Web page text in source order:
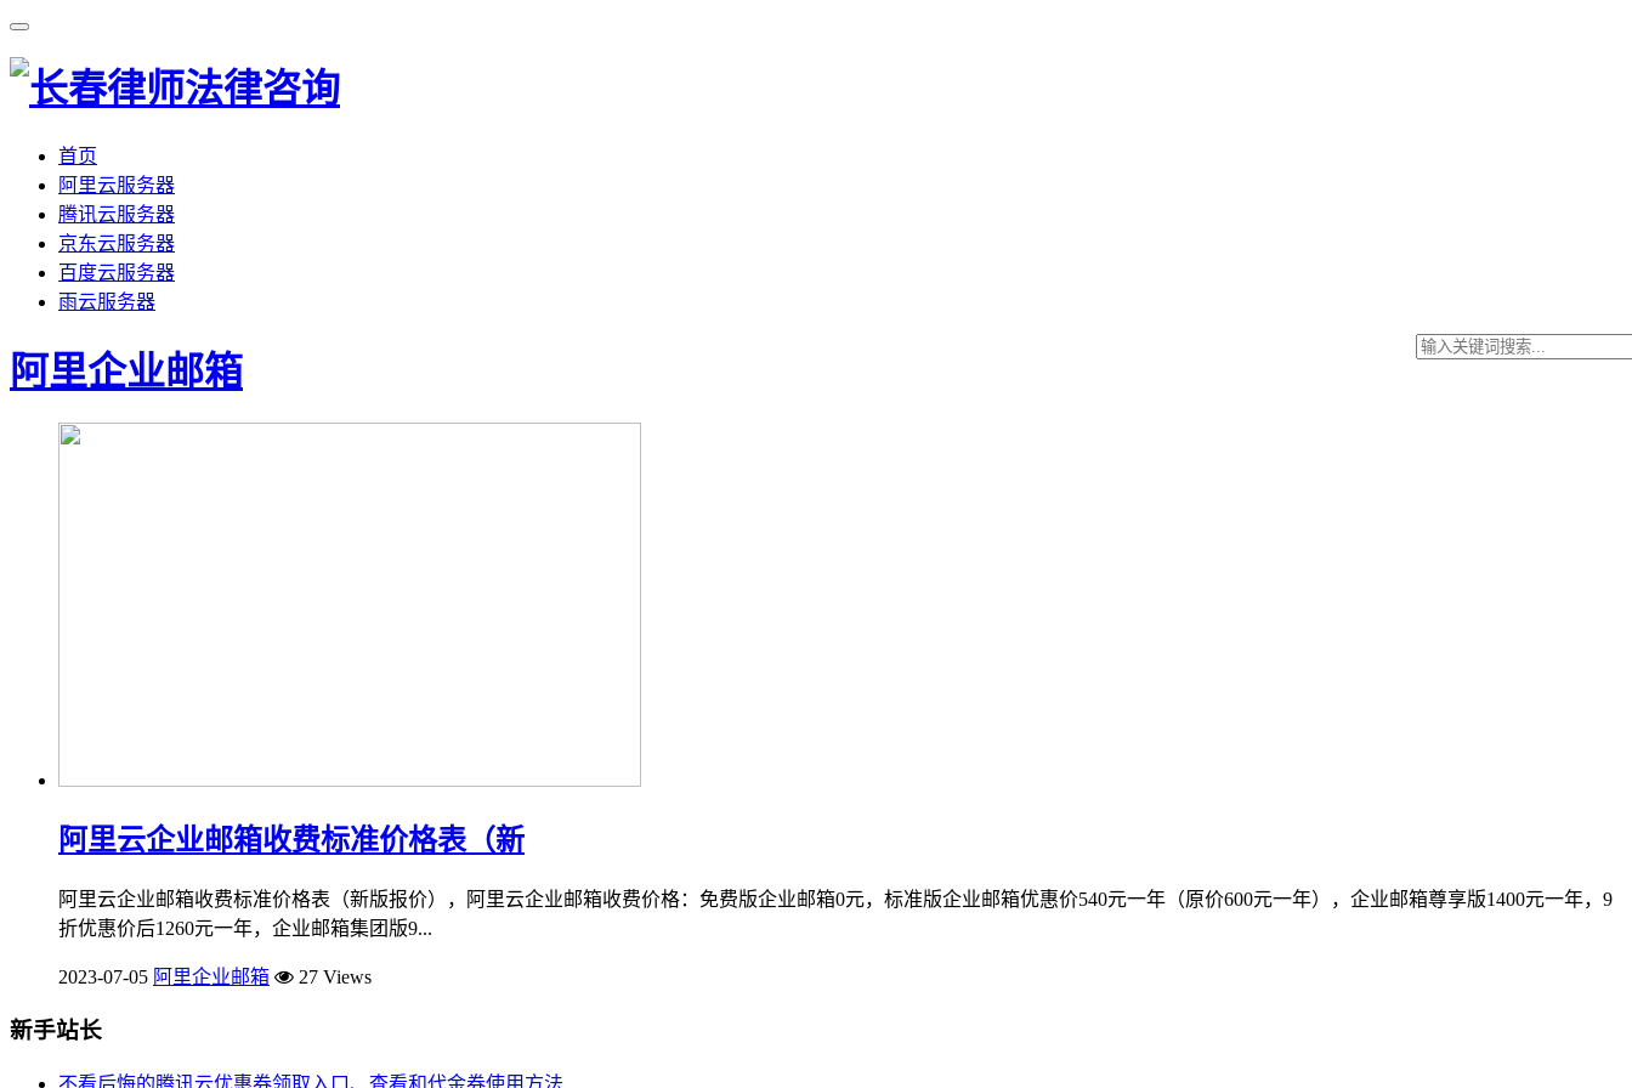
首页
阿里云服务器
腾讯云服务器
京东云服务器
百度云服务器
雨云服务器
阿里企业邮箱
阿里云企业邮箱收费标准价格表（新
阿里云企业邮箱收费标准价格表（新版报价），阿里云企业邮箱收费价格：免费版企业邮箱0元，标准版企业邮箱优惠价540元一年（原价600元一年），企业邮箱尊享版1400元一年，9
折优惠价后1260元一年，企业邮箱集团版9...
2023-07-05 阿里企业邮箱 27 Views
新手站长
不看后悔的腾讯云优惠券领取入口、查看和代金券使用方法